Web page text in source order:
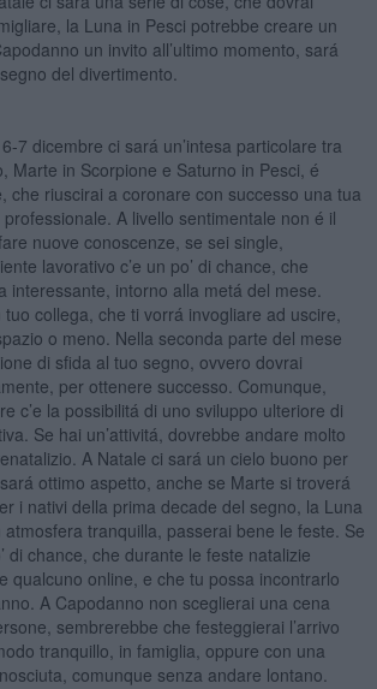
la Luna in Pesci potrebbe creare un
un invito all’ultimo momento, sará
del divertimento.
7 dicembre ci sará un’intesa particolare tra
Marte in Scorpione e Saturno in Pesci, é
che riuscirai a coronare con successo una tua
A livello sentimentale non é il
nuove conoscenze, se sei single,
lavorativo c’e un po’ di chance, che
interessante, intorno alla metá del mese.
collega, che ti vorrá invogliare ad uscire,
o meno. Nella seconda parte del mese
di sfida al tuo segno, ovvero dovrai
per ottenere successo. Comunque,
c’e la possibilitá di uno sviluppo ulteriore di
Se hai un’attivitá, dovrebbe andare molto
A Natale ci sará un cielo buono per
ottimo aspetto, anche se Marte si troverá
i nativi della prima decade del segno, la Luna
tranquilla, passerai bene le feste. Se
di chance, che durante le feste natalizie
qualcuno online, e che tu possa incontrarlo
A Capodanno non sceglierai una cena
sembrerebbe che festeggierai l’arrivo
tranquillo, in famiglia, oppure con una
comunque senza andare lontano.